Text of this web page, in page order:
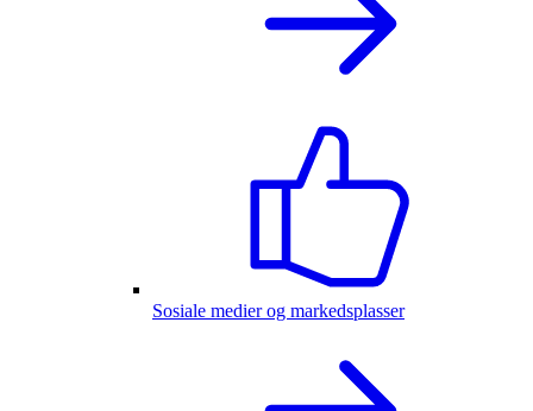
Sosiale medier og markedsplasser